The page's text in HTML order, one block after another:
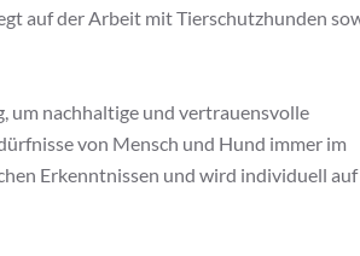
auf der Arbeit mit Tierschutzhunden
um nachhaltige und vertrauensvolle
von Mensch und Hund immer im
Erkenntnissen und wird individuell auf